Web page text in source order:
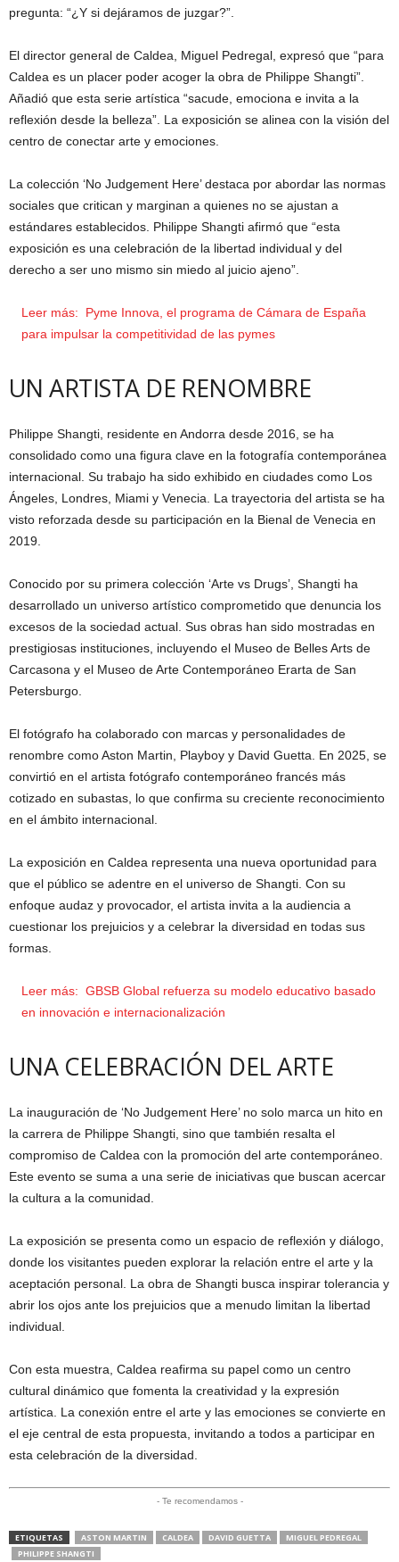
pregunta: “¿Y si dejáramos de juzgar?”.
El director general de Caldea, Miguel Pedregal, expresó que “para
Caldea es un placer poder acoger la obra de Philippe Shangti”.
Añadió que esta serie artística “sacude, emociona e invita a la
reflexión desde la belleza”. La exposición se alinea con la visión del
centro de conectar arte y emociones.
La colección ‘No Judgement Here’ destaca por abordar las normas
sociales que critican y marginan a quienes no se ajustan a
estándares establecidos. Philippe Shangti afirmó que “esta
exposición es una celebración de la libertad individual y del
derecho a ser uno mismo sin miedo al juicio ajeno”.
Leer más:
Pyme Innova, el programa de Cámara de España
para impulsar la competitividad de las pymes
UN ARTISTA DE RENOMBRE
Philippe Shangti, residente en Andorra desde 2016, se ha
consolidado como una figura clave en la fotografía contemporánea
internacional. Su trabajo ha sido exhibido en ciudades como Los
Ángeles, Londres, Miami y Venecia. La trayectoria del artista se ha
visto reforzada desde su participación en la Bienal de Venecia en
2019.
Conocido por su primera colección ‘Arte vs Drugs’, Shangti ha
desarrollado un universo artístico comprometido que denuncia los
excesos de la sociedad actual. Sus obras han sido mostradas en
prestigiosas instituciones, incluyendo el Museo de Belles Arts de
Carcasona y el Museo de Arte Contemporáneo Erarta de San
Petersburgo.
El fotógrafo ha colaborado con marcas y personalidades de
renombre como Aston Martin, Playboy y David Guetta. En 2025, se
convirtió en el artista fotógrafo contemporáneo francés más
cotizado en subastas, lo que confirma su creciente reconocimiento
en el ámbito internacional.
La exposición en Caldea representa una nueva oportunidad para
que el público se adentre en el universo de Shangti. Con su
enfoque audaz y provocador, el artista invita a la audiencia a
cuestionar los prejuicios y a celebrar la diversidad en todas sus
formas.
Leer más: GBSB Global refuerza su modelo educativo basado
en innovación e internacionalización
UNA CELEBRACIÓN DEL ARTE
La inauguración de ‘No Judgement Here’ no solo marca un hito en
la carrera de Philippe Shangti, sino que también resalta el
compromiso de Caldea con la promoción del arte contemporáneo.
Este evento se suma a una serie de iniciativas que buscan acercar
la cultura a la comunidad.
La exposición se presenta como un espacio de reflexión y diálogo,
donde los visitantes pueden explorar la relación entre el arte y la
aceptación personal. La obra de Shangti busca inspirar tolerancia y
abrir los ojos ante los prejuicios que a menudo limitan la libertad
individual.
Con esta muestra, Caldea reafirma su papel como un centro
cultural dinámico que fomenta la creatividad y la expresión
artística. La conexión entre el arte y las emociones se convierte en
el eje central de esta propuesta, invitando a todos a participar en
esta celebración de la diversidad.
- Te recomendamos -
ETIQUETAS ASTON MARTIN CALDEA DAVID GUETTA
MIGUEL PEDREGAL
PHILIPPE SHANGTI